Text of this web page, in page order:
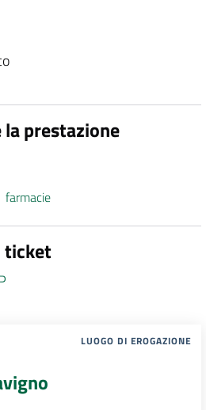
prestazione
farmacie
ticket
LUOGO DI EROGAZIONE